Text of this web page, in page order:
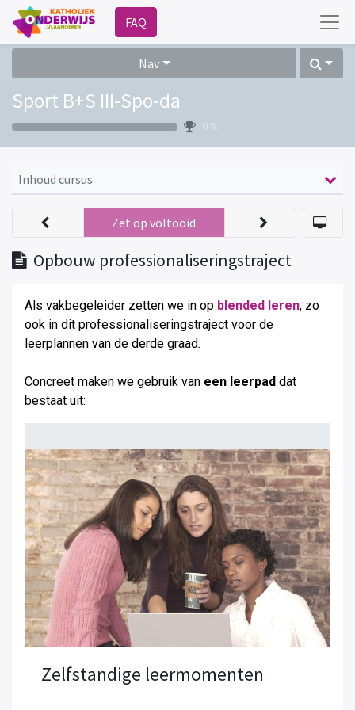
FAQ
Nav
Sport B+S III-Spo-da
0 %
Inhoud cursus
Opbouw professionaliseringstraject
Zet op voltooid
Als vakbegeleider zetten we in op blended leren, zo
ook in dit professionaliseringstraject voor de
leerplannen van de derde graad.
Concreet maken we gebruik van een leerpad dat
bestaat uit:
Zelfstandige leermomenten